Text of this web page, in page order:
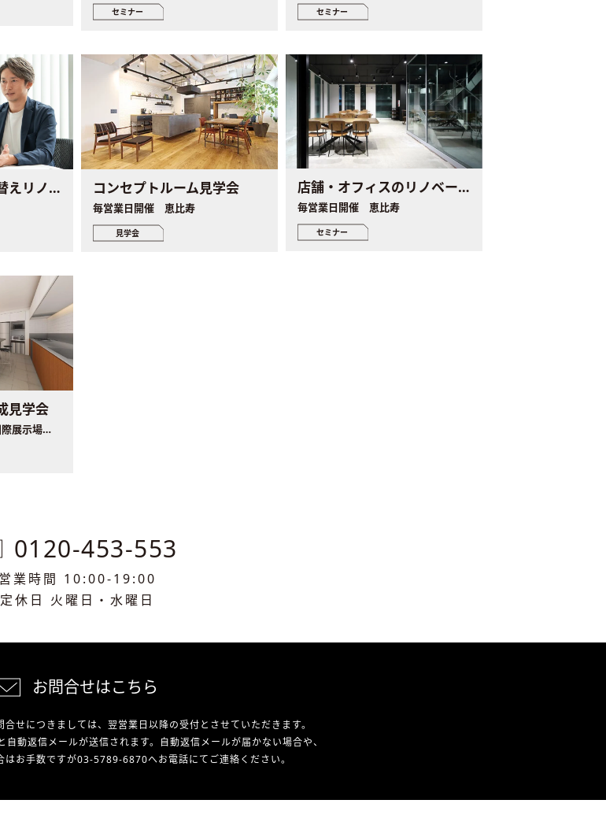
セミナー セミナー
自宅の売却と住み替えリノベ個別セミナー コンセプトルーム見学会
毎営業日開催 恵比寿
見学会
店舗・オフィスのリノベーション個別セミナー
毎営業日開催 恵比寿
セミナー
見学会
8.30 Sunりんかい線「国際展示場駅」徒歩8分、新交通ゆりかもめ「有明テニスの森駅」徒歩5分
0120-453-553
営業時間 10:00-19:00
定休日 火曜日・水曜日
お問合せはこちら
せにつきましては、翌営業日以降の受付とさせていただきます。
動返信メールが送信されます。自動返信メールが届かない場合や、
はお手数ですが03-5789-6870へお電話にてご連絡ください。